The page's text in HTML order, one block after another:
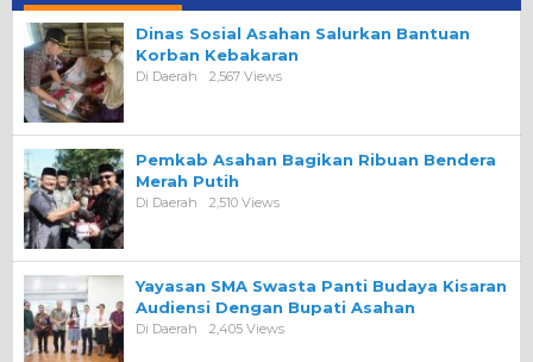
Dinas Sosial Asahan Salurkan Bantuan
Korban Kebakaran
Di Daerah 2,567 Views
Pemkab Asahan Bagikan Ribuan Bendera
Merah Putih
Di Daerah 2,510 Views
Yayasan SMA Swasta Panti Budaya Kisaran
Audiensi Dengan Bupati Asahan
Di Daerah 2,405 Views